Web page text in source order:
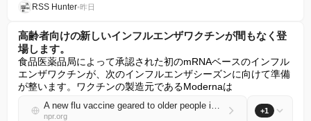
RSS Hunter•昨日
高齢者向けの新しいインフルエンザワクチンが間もなく登
場します。
食品医薬品局によって承認された初のmRNAベースのインフル
エンザワクチンが、次のインフルエンザシーズンに向けて準備
が整います。ワクチンの製造元であるModernaは
A new flu vaccine geared to older people is coming soon
npr.org
+1